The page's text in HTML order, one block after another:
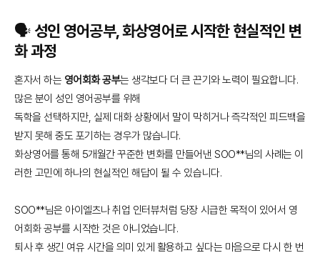
🗣️ 성인 영어공부, 화상영어로 시작한 현실적인 변
화 과정
혼자서 하는 영어회화 공부는 생각보다 더 큰 끈기와 노력이 필요합니다.
많은 분이 성인 영어공부를 위해
독학을 선택하지만, 실제 대화 상황에서 말이 막히거나 즉각적인 피드백을
받지 못해 중도 포기하는 경우가 많습니다.
화상영어를 통해 5개월간 꾸준한 변화를 만들어낸 SOO**님의 사례는 이
러한 고민에 하나의 현실적인 해답이 될 수 있습니다.
SOO**님은 아이엘츠나 취업 인터뷰처럼 당장 시급한 목적이 있어서 영
어회화 공부를 시작한 것은 아니었습니다.
퇴사 후 생긴 여유 시간을 의미 있게 활용하고 싶다는 마음으로 다시 한 번